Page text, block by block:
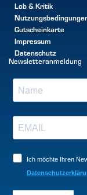
Lob & Kritik
Gutscheinkarte
Impressum
Datenschutz
Newsletteranmeldung
Ich möchte Ihren